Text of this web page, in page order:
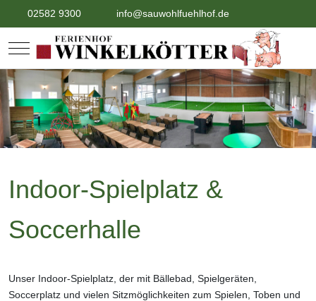
02582 9300 info@sauwohlfuehlhof.de
Mobile Menu Toggle
Indoor-Spielplatz &
Soccerhalle
Unser Indoor-Spielplatz, der mit Bällebad, Spielgeräten,
Soccerplatz und vielen Sitzmöglichkeiten zum Spielen, Toben und